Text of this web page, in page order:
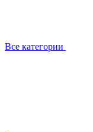
Все категории